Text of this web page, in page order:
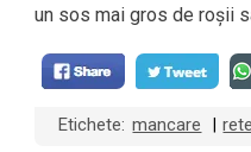
un sos mai gros de roșii
Etichete: mancare